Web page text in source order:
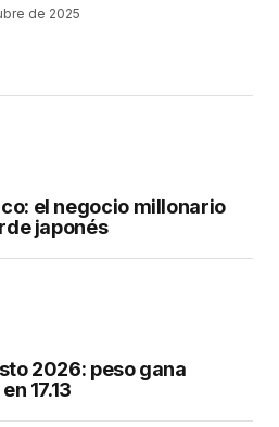
de 2025
el negocio millonario
japonés
2026: peso gana
17.13